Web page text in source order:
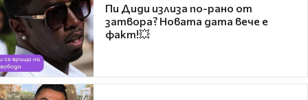
Пи Диди излиза по-рано от
затвора? Новата дата вече е
факт!💥